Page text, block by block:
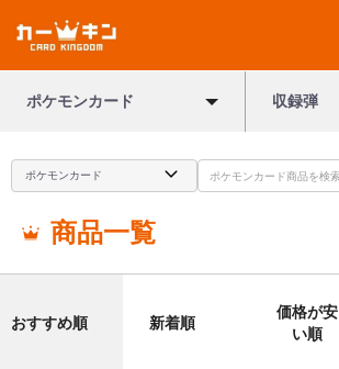
ポケモンカード 収録弾
商品一覧
おすすめ順 新着順
価格が安
い順